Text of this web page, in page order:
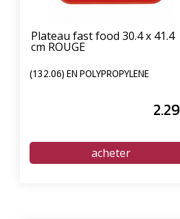
Plateau fast food 30.4 x 41.4
cm ROUGE
(132.06) EN POLYPROPYLÈNE
2.29